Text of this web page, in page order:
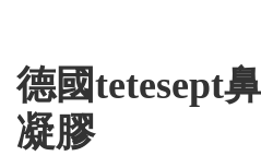
德國tetesept
凝膠